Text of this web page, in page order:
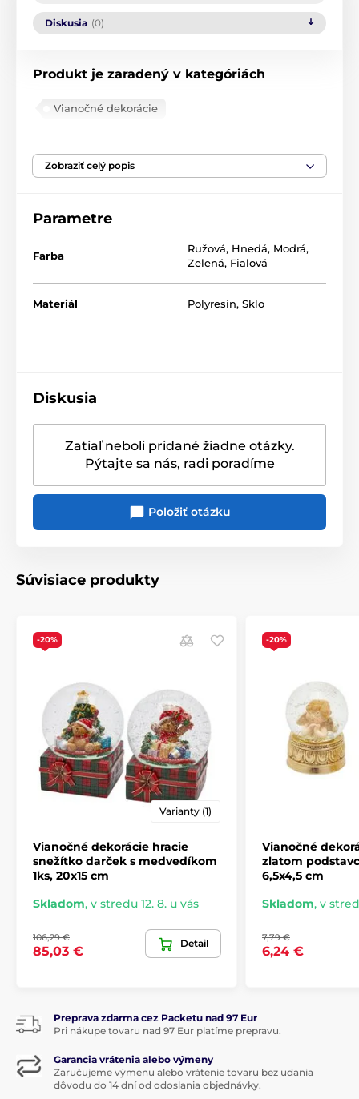
Diskusia (0)
Produkt je zaradený v kategóriách
Vianočné dekorácie
Vianočná sladká kolekcia
Zobraziť celý popis
Parametre
Farba
Ružová, Hnedá, Modrá,
Zelená, Fialová
Materiál Polyresin, Sklo
Diskusia
Zatiaľ neboli pridané žiadne otázky.
Pýtajte sa nás, radi poradíme
Položiť otázku
Súvisiace produkty
-20%
Varianty (1)
Vianočné dekorácie hracie
snežítko darček s medvedíkom
1ks, 20x15 cm
Skladom, v stredu 12. 8. u vás
106,29 €
85,03 €
Detail
-20%
Vianočné
zlatom
6,5x4,5 cm
Skladom, v
7,79 €
6,24 €
Preprava zdarma cez Packetu nad 97 Eur
Pri nákupe tovaru nad 97 Eur platíme prepravu.
Garancia vrátenia alebo výmeny
Zaručujeme výmenu alebo vrátenie tovaru bez udania
dôvodu do 14 dní od odoslania objednávky.